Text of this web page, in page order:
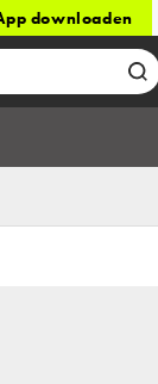
downloaden